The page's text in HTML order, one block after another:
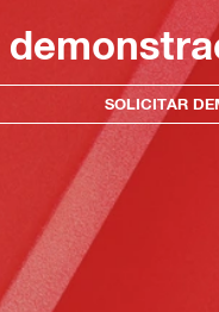
SOLICITAR